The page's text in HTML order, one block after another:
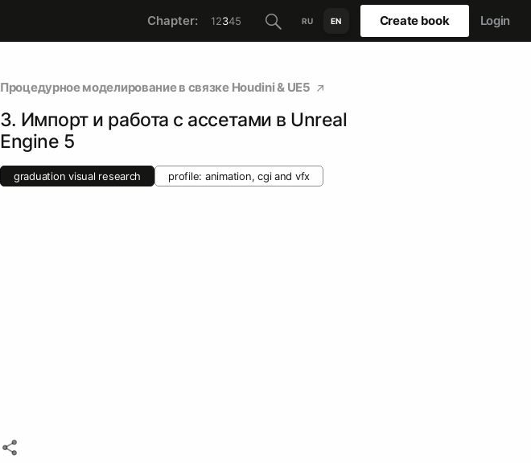
Chapter: 12345 RU EN Create book Login
Процедурное моделирование в связке Houdini & UE5
3. Импорт и работа с ассетами в Unreal
Engine 5
graduation visual research profile: animation, cgi and vfx